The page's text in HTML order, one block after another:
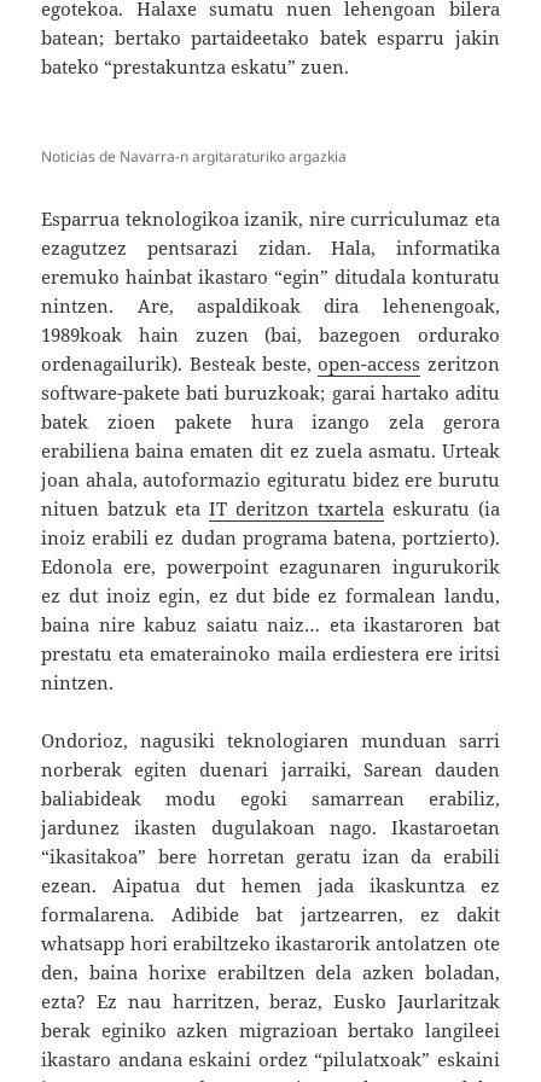
egotekoa. Halaxe sumatu nuen lehengoan bilera
batean; bertako partaideetako batek esparru jakin
bateko “prestakuntza eskatu” zuen.
Noticias de Navarra-n argitaraturiko argazkia
Esparrua teknologikoa izanik, nire curriculumaz eta
ezagutzez pentsarazi zidan. Hala, informatika
eremuko hainbat ikastaro “egin” ditudala konturatu
nintzen. Are, aspaldikoak dira lehenengoak,
1989koak hain zuzen (bai, bazegoen ordurako
ordenagailurik). Besteak beste,open-access zeritzon
software-pakete bati buruzkoak; garai hartako aditu
batek zioen pakete hura izango zela gerora
erabiliena baina ematen dit ez zuela asmatu. Urteak
joan ahala, autoformazio egituratu bidez ere burutu
nituen batzuk etaIT deritzon txartela eskuratu (ia
inoiz erabili ez dudan programa batena, portzierto).
Edonola ere, powerpoint ezagunaren ingurukorik
ez dut inoiz egin, ez dut bide ez formalean landu,
baina nire kabuz saiatu naiz… eta ikastaroren bat
prestatu eta ematerainoko maila erdiestera ere iritsi
nintzen.
Ondorioz, nagusiki teknologiaren munduan sarri
norberak egiten duenari jarraiki, Sarean dauden
baliabideak modu egoki samarrean erabiliz,
jardunez ikasten dugulakoan nago. Ikastaroetan
“ikasitakoa” bere horretan geratu izan da erabili
ezean. Aipatua dut hemen jada ikaskuntza ez
formalarena. Adibide bat jartzearren, ez dakit
whatsapp hori erabiltzeko ikastarorik antolatzen ote
den, baina horixe erabiltzen dela azken boladan,
ezta? Ez nau harritzen, beraz, Eusko Jaurlaritzak
berak eginiko azken migrazioan bertako langileei
ikastaro andana eskaini ordez “pilulatxoak” eskaini